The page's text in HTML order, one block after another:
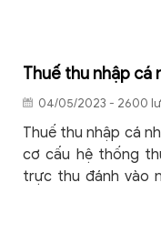
Thuế thu nhập cá
04/05/2023 - 2600
Thuế thu nhập cá
cơ cấu hệ thống
trực thu đánh vào
thông tin ngay sau